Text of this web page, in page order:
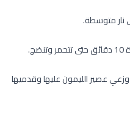
نار متوسطة.
عصير الليمون عليها وقدميها